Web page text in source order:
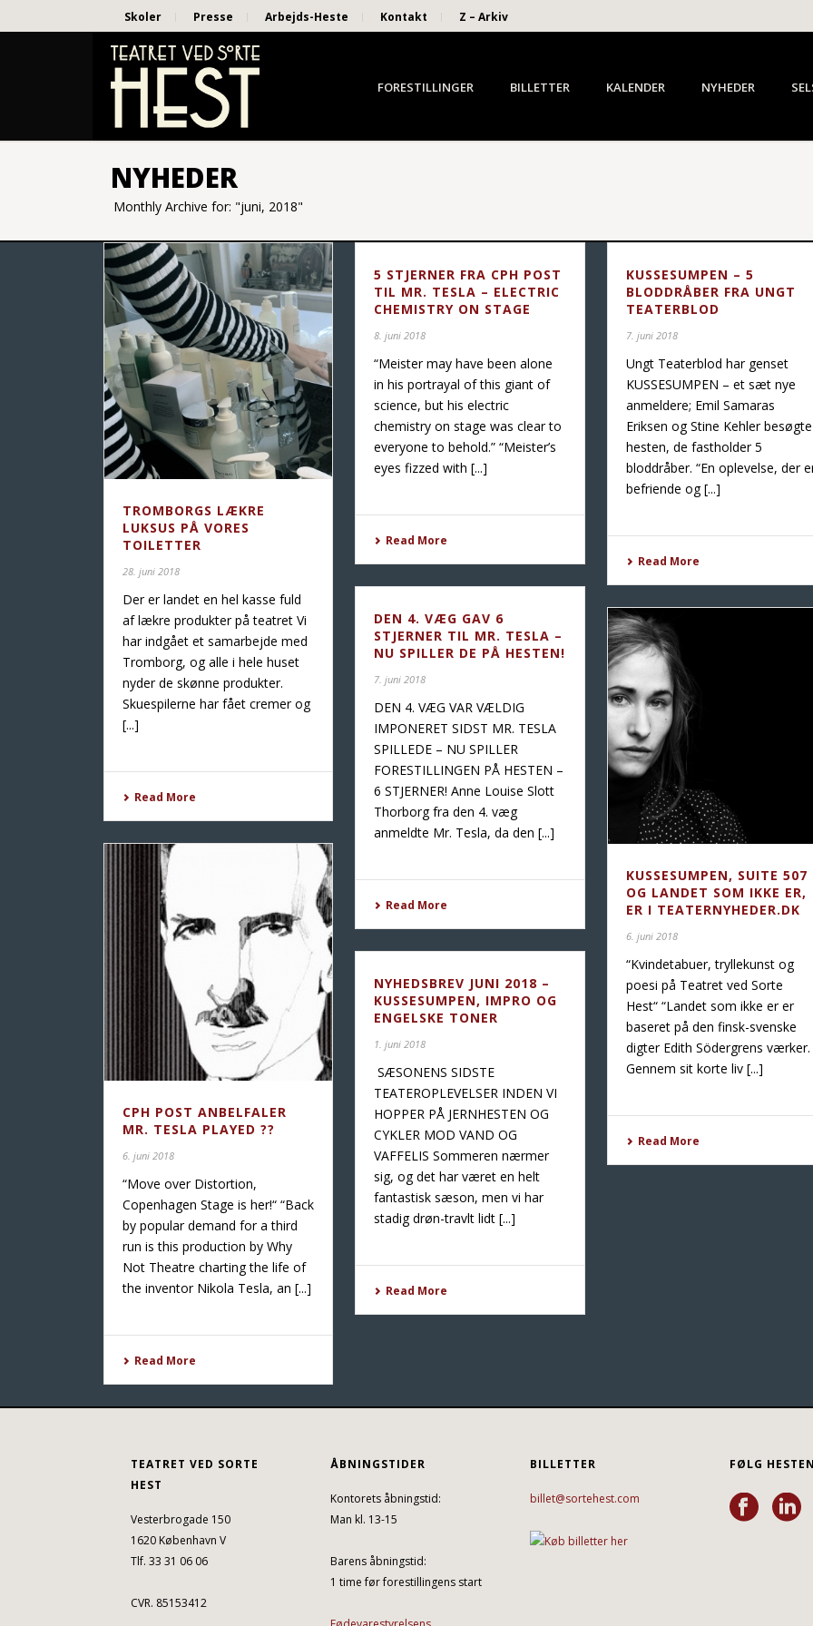
Skoler Presse Arbejds-Heste Kontakt Z – Arkiv
FORESTILLINGER BILLETTER KALENDER NYHEDER
NYHEDER
Monthly Archive for: "juni, 2018"
TROMBORGS LÆKRE
LUKSUS PÅ VORES
TOILETTER
28. juni 2018
Der er landet en hel kasse fuld
af lækre produkter på teatret Vi
har indgået et samarbejde med
Tromborg, og alle i hele huset
nyder de skønne produkter.
Skuespilerne har fået cremer og
[...]
Read More
5 STJERNER FRA CPH POST
TIL MR. TESLA – ELECTRIC
CHEMISTRY ON STAGE
8. juni 2018
“Meister may have been alone
in his portrayal of this giant of
science, but his electric
chemistry on stage was clear to
everyone to behold.” “Meister’s
eyes fizzed with [...]
Read More
KUSSESUMPEN – 5
BLODDRÅBER FRA UNGT
TEATERBLOD
7. juni 2018
Ungt Teaterblod har genset
KUSSESUMPEN – et sæt nye
anmeldere; Emil Samaras
Eriksen og Stine Kehler besøgte
hesten, de fastholder 5
bloddråber. “En oplevelse, der
befriende og [...]
Read More
DEN 4. VÆG GAV 6
STJERNER TIL MR. TESLA –
NU SPILLER DE PÅ HESTEN!
7. juni 2018
DEN 4. VÆG VAR VÆLDIG
IMPONERET SIDST MR. TESLA
SPILLEDE – NU SPILLER
FORESTILLINGEN PÅ HESTEN –
6 STJERNER! Anne Louise Slott
Thorborg fra den 4. væg
anmeldte Mr. Tesla, da den [...]
Read More
KUSSESUMPEN, SUITE 507
OG LANDET SOM IKKE ER,
ER I TEATERNYHEDER.DK
6. juni 2018
“Kvindetabuer, tryllekunst og
poesi på Teatret ved Sorte
Hest“ “Landet som ikke er er
baseret på den finsk-svenske
digter Edith Södergrens værker.
Gennem sit korte liv [...]
Read More
CPH POST ANBELFALER
MR. TESLA PLAYED ??
6. juni 2018
“Move over Distortion,
Copenhagen Stage is her!“ “Back
by popular demand for a third
run is this production by Why
Not Theatre charting the life of
the inventor Nikola Tesla, an [...]
Read More
NYHEDSBREV JUNI 2018 –
KUSSESUMPEN, IMPRO OG
ENGELSKE TONER
1. juni 2018
SÆSONENS SIDSTE
TEATEROPLEVELSER INDEN VI
HOPPER PÅ JERNHESTEN OG
CYKLER MOD VAND OG
VAFFELIS Sommeren nærmer
sig, og det har været en helt
fantastisk sæson, men vi har
stadig drøn-travlt lidt [...]
Read More
TEATRET VED SORTE
HEST
Vesterbrogade 150
1620 København V
Tlf. 33 31 06 06
CVR. 85153412
ÅBNINGSTIDER
Kontorets åbningstid:
Man kl. 13-15
Barens åbningstid:
1 time før forestillingens start
BILLETTER
billet@sortehest.com
FØLG